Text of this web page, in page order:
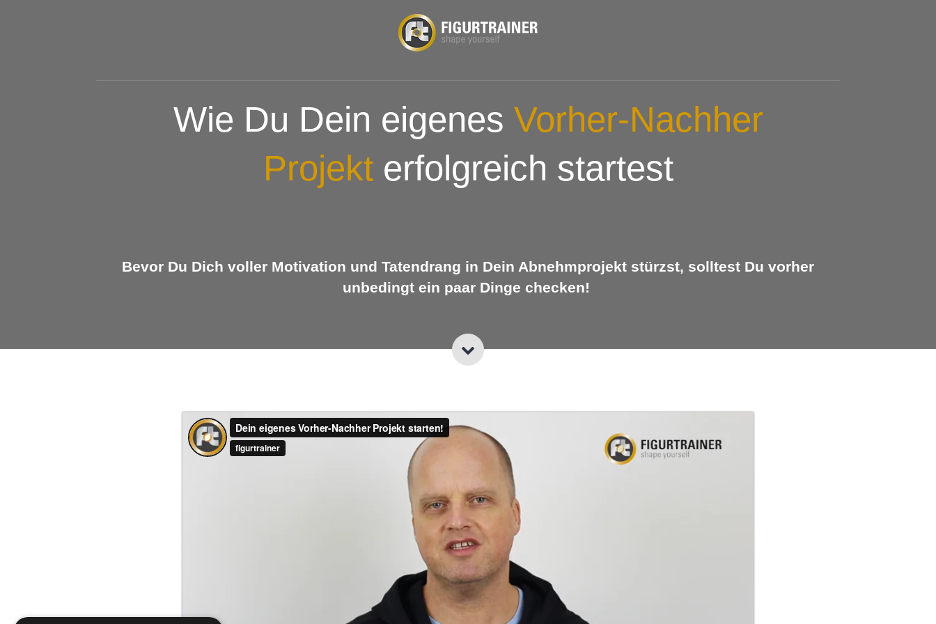
Wie Du Dein eigenes Vorher-Nachher
Projekterfolgreich startest
Bevor Du Dich voller Motivation und Tatendrang in Dein Abnehmprojekt stürzst, solltest Du vorher
unbedingt ein paar Dinge checken!